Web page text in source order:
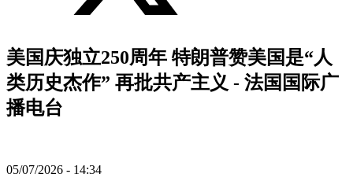
美国庆独立250周年 特朗普赞美国是“人
类历史杰作” 再批共产主义 - 法国国际广
播电台
05/07/2026 - 14:34